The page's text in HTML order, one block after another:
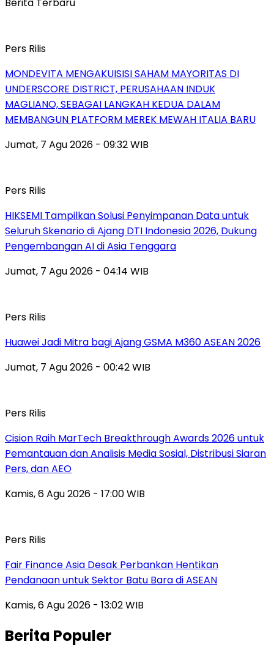
Pers Rilis
MONDEVITA MENGAKUISISI SAHAM MAYORITAS DI
UNDERSCORE DISTRICT, PERUSAHAAN INDUK
MAGLIANO, SEBAGAI LANGKAH KEDUA DALAM
MEMBANGUN PLATFORM MEREK MEWAH ITALIA BARU
Jumat, 7 Agu 2026 - 09:32 WIB
Pers Rilis
HIKSEMI Tampilkan Solusi Penyimpanan Data untuk
Seluruh Skenario di Ajang DTI Indonesia 2026, Dukung
Pengembangan AI di Asia Tenggara
Jumat, 7 Agu 2026 - 04:14 WIB
Pers Rilis
Huawei Jadi Mitra bagi Ajang GSMA M360 ASEAN 2026
Jumat, 7 Agu 2026 - 00:42 WIB
Pers Rilis
Cision Raih MarTech Breakthrough Awards 2026 untuk
Pemantauan dan Analisis Media Sosial, Distribusi Siaran
Pers, dan AEO
Kamis, 6 Agu 2026 - 17:00 WIB
Pers Rilis
Fair Finance Asia Desak Perbankan Hentikan
Pendanaan untuk Sektor Batu Bara di ASEAN
Kamis, 6 Agu 2026 - 13:02 WIB
Berita Populer